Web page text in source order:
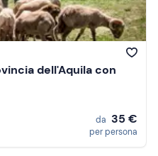
dell'Aquila con
da 35 €
per persona